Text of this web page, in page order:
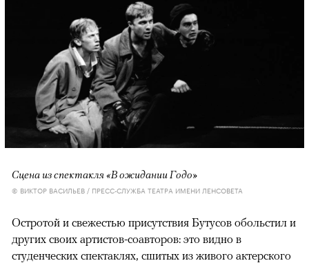
Сцена из спектакля «В ожидании Годо»
© ВИКТОР ВАСИЛЬЕВ / ПРЕСС-СЛУЖБА ТЕАТРА ИМЕНИ ЛЕНСОВЕТА
Остротой и свежестью присутствия Бутусов обольстил и
других своих артистов-соавторов: это видно в
студенческих спектаклях, сшитых из живого актерского